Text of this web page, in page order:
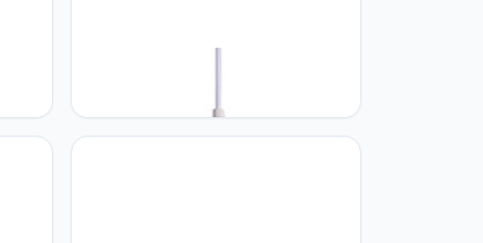
ModernE27 Hangende
Basisverlichting Enkele Hanglamp In